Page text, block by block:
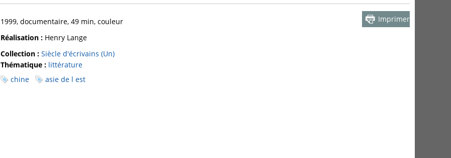
Imprimer
1999, documentaire, 49 min, couleur
Réalisation : Henry Lange
Collection : Siècle d'écrivains (Un)
Thématique : littérature
chine
asie de l est